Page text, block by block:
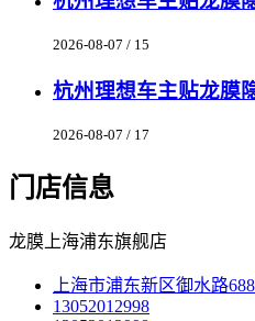
2026-08-07 / 15
杭州理想车主贴龙膜
2026-08-07 / 17
门店信息
龙膜上海浦东旗舰店
上海市浦东新区御水路
13052012998